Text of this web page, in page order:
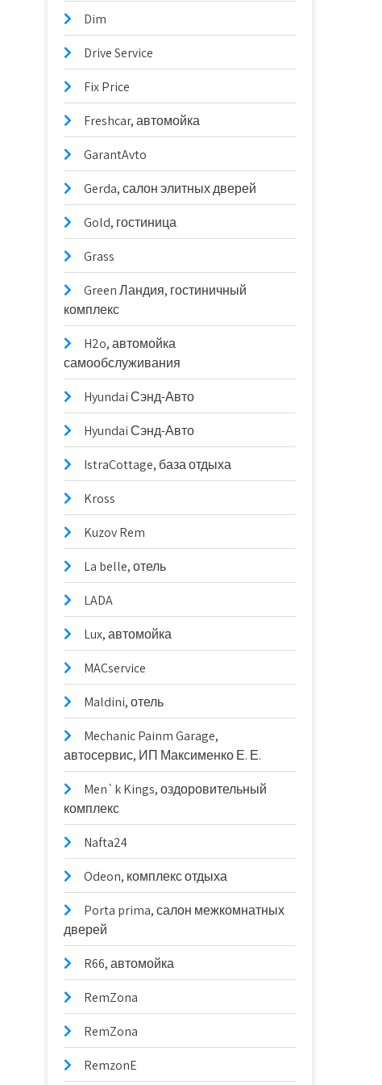
Dim
Drive Service
Fix Price
Freshcar, автомойка
GarantAvto
Gerda, салон элитных дверей
Gold, гостиница
Grass
Green Ландия, гостиничный
комплекс
H2o, автомойка
самообслуживания
Hyundai Сэнд-Авто
Hyundai Сэнд-Авто
IstraCottage, база отдыха
Kross
Kuzov Rem
La belle, отель
LADA
Lux, автомойка
MACservice
Maldini, отель
Mechanic Painm Garage,
автосервис, ИП Максименко Е. Е.
Men`k Kings, оздоровительный
комплекс
Nafta24
Odeon, комплекс отдыха
Porta prima, салон межкомнатных
дверей
R66, автомойка
RemZona
RemZona
RemzonE